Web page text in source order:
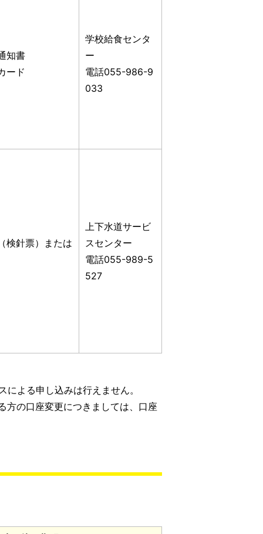
知書
ード
学校給食センタ
ー
電話055-986-9
033
検針票）または
上下水道サービ
スセンター
電話055-989-5
527
よる申し込みは行えません。
方の口座変更につきましては、口座